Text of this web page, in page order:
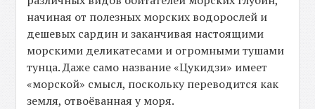
начиная от полезных морских водорослей и
дешевых сардин и заканчивая настоящими
морскими деликатесами и огромными тушами
тунца. Даже само название «Цукидзи» имеет
«морской» смысл, поскольку переводится как
земля, отвоёванная у моря.